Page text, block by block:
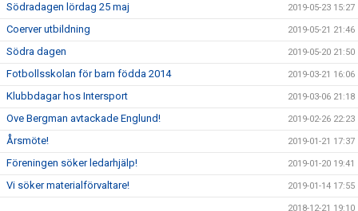
Södradagen lördag 25 maj 2019-05-23 15:27
Coerver utbildning 2019-05-21 21:46
Södra dagen 2019-05-20 21:50
Fotbollsskolan för barn födda 2014 2019-03-21 16:06
Klubbdagar hos Intersport 2019-03-06 21:18
Ove Bergman avtackade Englund! 2019-02-26 22:23
Årsmöte! 2019-01-21 17:37
Föreningen söker ledarhjälp! 2019-01-20 19:41
Vi söker materialförvaltare! 2019-01-14 17:55
2018-12-21 19:10